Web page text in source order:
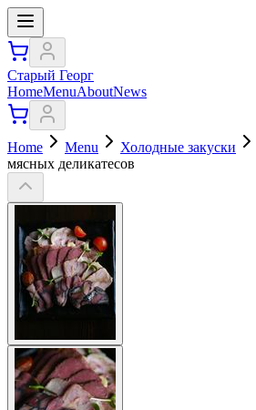
Старый Георг
HomeMenuAboutNews
Home Menu Холодные закуски
мясных деликатесов